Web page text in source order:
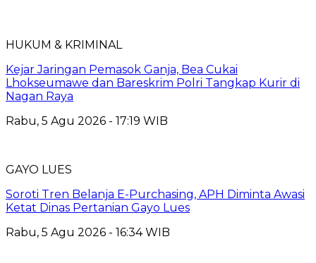
HUKUM & KRIMINAL
Kejar Jaringan Pemasok Ganja, Bea Cukai
Lhokseumawe dan Bareskrim Polri Tangkap Kurir di
Nagan Raya
Rabu, 5 Agu 2026 - 17:19 WIB
GAYO LUES
Soroti Tren Belanja E-Purchasing, APH Diminta Awasi
Ketat Dinas Pertanian Gayo Lues
Rabu, 5 Agu 2026 - 16:34 WIB